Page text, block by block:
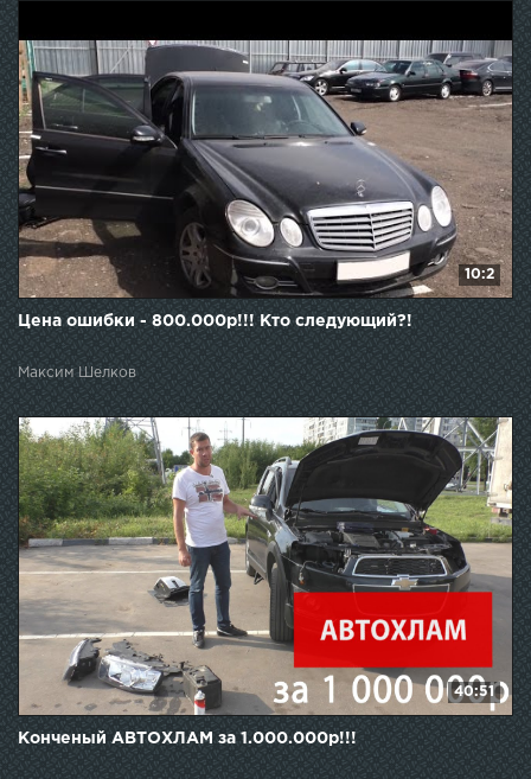
10:2
Цена ошибки - 800.000р!!! Кто следующий?!
Максим Шелков
40:51
Конченый АВТОХЛАМ за 1.000.000р!!!